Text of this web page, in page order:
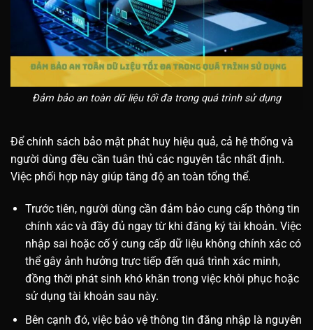
Đảm bảo an toàn dữ liệu tối đa trong quá trình sử dụng
Để chính sách bảo mật phát huy hiệu quả, cả hệ thống và
người dùng đều cần tuân thủ các nguyên tắc nhất định.
Việc phối hợp này giúp tăng độ an toàn tổng thể.
Trước tiên, người dùng cần đảm bảo cung cấp thông tin
chính xác và đầy đủ ngay từ khi đăng ký tài khoản. Việc
nhập sai hoặc cố ý cung cấp dữ liệu không chính xác có
thể gây ảnh hưởng trực tiếp đến quá trình xác minh,
đồng thời phát sinh khó khăn trong việc khôi phục hoặc
sử dụng tài khoản sau này.
Bên cạnh đó, việc bảo vệ thông tin đăng nhập là nguyên